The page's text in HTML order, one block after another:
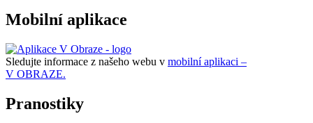
Mobilní aplikace
Sledujte informace z našeho webu v mobilní aplikaci –
V OBRAZE.
Pranostiky